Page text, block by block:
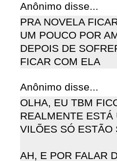
Anônimo disse...
PRA NOVELA
UM POUCO POR
DEPOIS DE
FICAR COM ELA
Anônimo disse...
OLHA, EU TBM
REALMENTE ESTÁ
VILÕES SÓ ESTÃO
AH, E POR FALAR